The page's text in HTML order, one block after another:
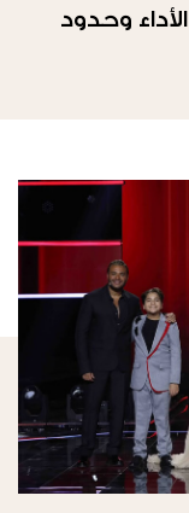
الأداء وحدود